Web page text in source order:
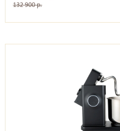
132 900 р.